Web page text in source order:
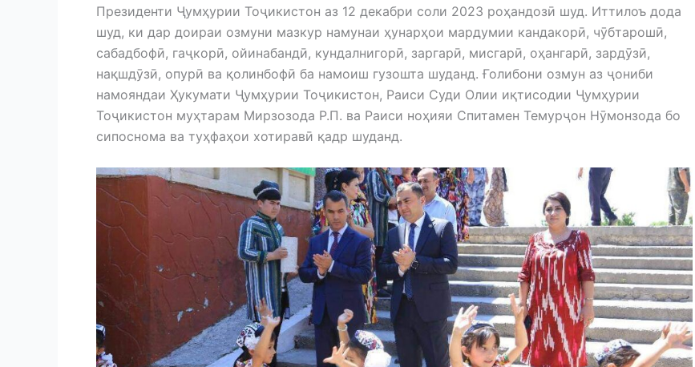
Президенти Ҷумҳурии Тоҷикистон аз 12 декабри соли 2023 роҳандозӣ шуд. Иттилоъ дода
шуд, ки дар доираи озмуни мазкур намунаи ҳунарҳои мардумии кандакорӣ, чӯбтарошӣ,
сабадбофӣ, гаҷкорӣ, ойинабандӣ, кундалнигорӣ, заргарӣ, мисгарӣ, оҳангарӣ, зардӯзӣ,
нақшдӯзӣ, опурӣ ва қолинбофӣ ба намоиш гузошта шуданд. Ғолибони озмун аз ҷониби
намояндаи Ҳукумати Ҷумҳурии Тоҷикистон, Раиси Суди Олии иқтисодии Ҷумҳурии
Тоҷикистон муҳтарам Мирзозода Р.П. ва Раиси ноҳияи Спитамен Темурҷон Нӯмонзода бо
сипоснома ва туҳфаҳои хотиравӣ қадр шуданд.